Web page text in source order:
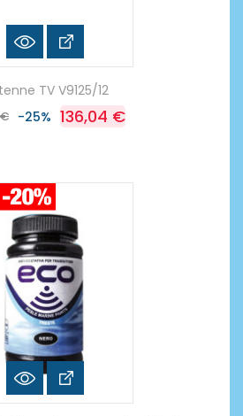
TV V9125/12
-25% 136,04 €